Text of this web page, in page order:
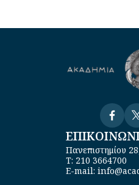
Πανεπιστημίου
Τ: 210 3664700
E-mail: